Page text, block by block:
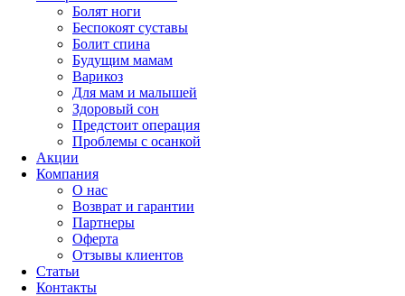
Болят ноги
Беспокоят суставы
Болит спина
Будущим мамам
Варикоз
Для мам и малышей
Здоровый сон
Предстоит операция
Проблемы с осанкой
Акции
Компания
О нас
Возврат и гарантии
Партнеры
Оферта
Отзывы клиентов
Статьи
Контакты